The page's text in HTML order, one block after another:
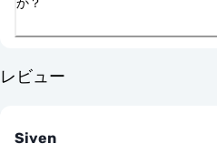
レビュー
Siven